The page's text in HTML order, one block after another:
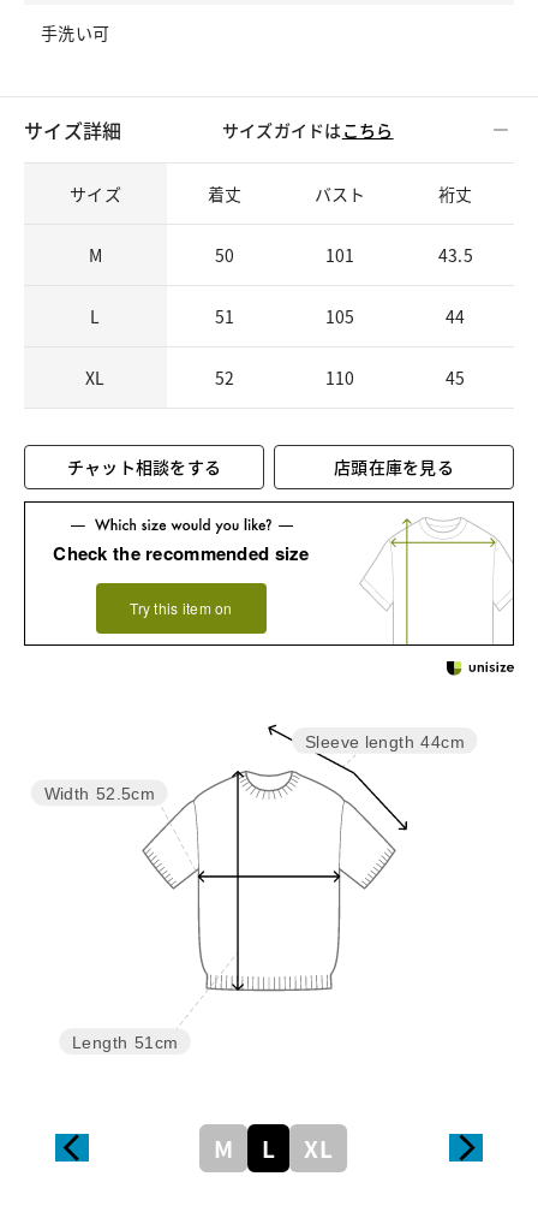
手洗い可
サイズ詳細 サイズガイドは こちら
サイズ 着丈 バスト 裄丈
M 50 101 43.5
L 51 105 44
XL 52 110 45
チャット相談をする 店頭在庫を見る
Check the recommended size
Try this item on
Sleeve length 44cm
Length 51cm
Width 52.5cm
M L XL